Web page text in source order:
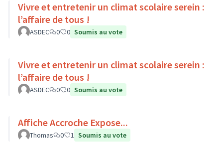
Vivre et entretenir un climat scolaire serein :
l’affaire de tous !
ASDEC 0 0 Soumis au vote
Vivre et entretenir un climat scolaire serein :
l’affaire de tous !
ASDEC 0 0 Soumis au vote
Affiche Accroche Expose...
Thomas 0 1 Soumis au vote